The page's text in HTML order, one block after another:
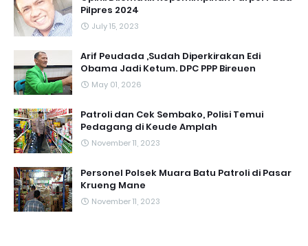
Pilpres 2024
July 15, 2023
Arif Peudada ,Sudah Diperkirakan Edi
Obama Jadi Ketum. DPC PPP Bireuen
May 01, 2026
Patroli dan Cek Sembako, Polisi Temui
Pedagang di Keude Amplah
November 11, 2023
Personel Polsek Muara Batu Patroli di Pasar
Krueng Mane
November 11, 2023